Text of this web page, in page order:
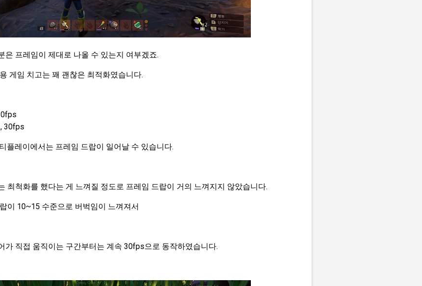
은 프레임이 제대로 나올 수 있는지 여부겠죠.
게임 치고는 꽤 괜찮은 최적화였습니다.
30fps
플레이에서는 프레임 드랍이 일어날 수 있습니다.
최척화를 했다는 게 느껴질 정도로 프레임 드랍이 거의 느껴지지 않았습니다.
이 10~15 수준으로 버벅임이 느껴져서
가 직접 움직이는 구간부터는 계속 30fps으로 동작하였습니다.